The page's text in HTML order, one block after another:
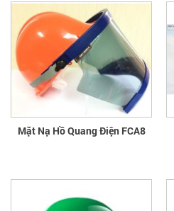
Mặt Nạ Hồ Quang Điện FCA8